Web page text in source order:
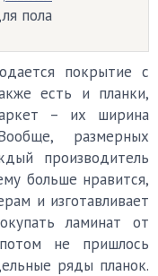
пола
покрытие с
есть и планки,
– их ширина
размерных
производитель
больше нравится,
и изготавливает
ламинат от
не пришлось
ряды планок.